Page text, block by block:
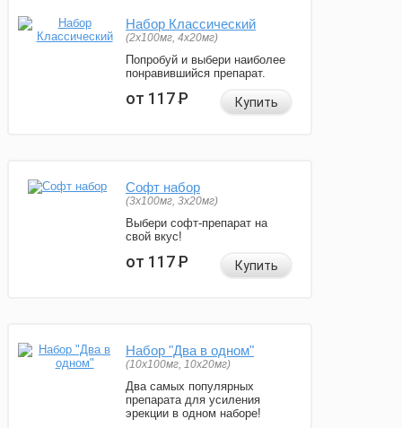
Набор Классический
(2x100мг, 4x20мг)
Попробуй и выбери наиболее
понравившийся препарат.
от 117Р Купить
Софт набор
(3x100мг, 3x20мг)
Выбери софт-препарат на
свой вкус!
от 117Р Купить
Набор "Два в одном"
(10x100мг, 10x20мг)
Два самых популярных
препарата для усиления
эрекции в одном наборе!